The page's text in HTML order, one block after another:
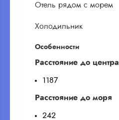
Отель рядом с морем
Холодильник
Особенности
Расстояние до центра
1187
Расстояние до моря
242